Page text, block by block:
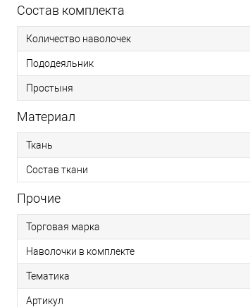
Состав комплекта
Количество наволочек
Пододеяльник
Простыня
Материал
Ткань
Состав ткани
Прочие
Торговая марка
Наволочки в комплекте
Тематика
Артикул